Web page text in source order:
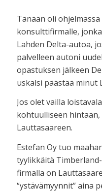
Tänään oli
konsulttifirmalle,
Lahden Delta-autoa,
palvelleen autoni
opastuksen jälkeen
uskalsi päästää minut
Jos olet vailla
kohtuulliseen
Lauttasaareen.
Estefan Oy tuo
tyylikkäitä
firmalla on
“ystävämyynnit” aina